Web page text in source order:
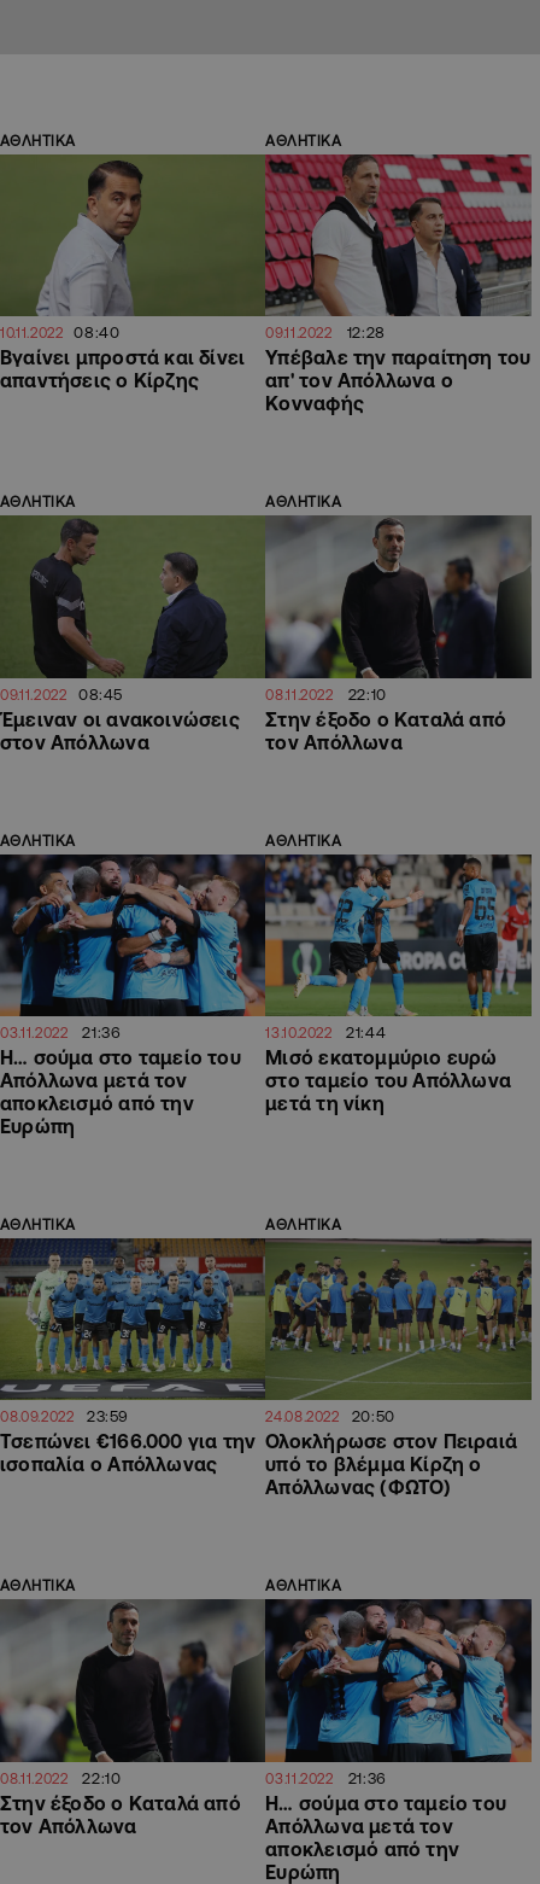
ΑΘΛΗΤΙΚΑ
10.11.2022 08:40
Βγαίνει μπροστά και δίνει
απαντήσεις ο Κίρζης
ΑΘΛΗΤΙΚΑ
09.11.2022 12:28
Υπέβαλε την παραίτηση του
απ' τον Απόλλωνα ο
Κονναφής
ΑΘΛΗΤΙΚΑ
09.11.2022 08:45
Έμειναν οι ανακοινώσεις
στον Απόλλωνα
ΑΘΛΗΤΙΚΑ
08.11.2022 22:10
Στην έξοδο ο Καταλά από
τον Απόλλωνα
ΑΘΛΗΤΙΚΑ
03.11.2022 21:36
Η… σούμα στο ταμείο του
Απόλλωνα μετά τον
αποκλεισμό από την
Ευρώπη
ΑΘΛΗΤΙΚΑ
13.10.2022 21:44
Μισό εκατομμύριο ευρώ
στο ταμείο του Απόλλωνα
μετά τη νίκη
ΑΘΛΗΤΙΚΑ
08.09.2022 23:59
Τσεπώνει €166.000 για την
ισοπαλία ο Απόλλωνας
ΑΘΛΗΤΙΚΑ
24.08.2022 20:50
Ολοκλήρωσε στον Πειραιά
υπό το βλέμμα Κίρζη ο
Απόλλωνας (ΦΩΤΟ)
ΑΘΛΗΤΙΚΑ
08.11.2022 22:10
Στην έξοδο ο Καταλά από
τον Απόλλωνα
ΑΘΛΗΤΙΚΑ
03.11.2022 21:36
Η… σούμα στο ταμείο του
Απόλλωνα μετά τον
αποκλεισμό από την
Ευρώπη